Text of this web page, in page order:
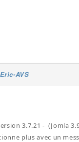
Eric-AVS
3.7.21 - (Jomla
plus avec un